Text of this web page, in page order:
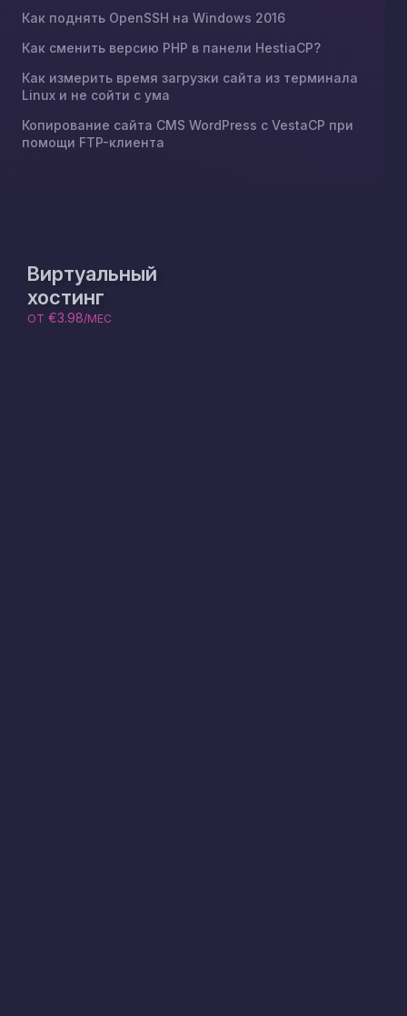
Как поднять OpenSSH на Windows 2016
Как сменить версию PHP в панели HestiaCP?
Как измерить время загрузки сайта из терминала
Linux и не сойти с ума
Копирование сайта CMS WordPress с VestaCP при
помощи FTP-клиента
Виртуальный
хостинг
ОТ €3.98/МЕС